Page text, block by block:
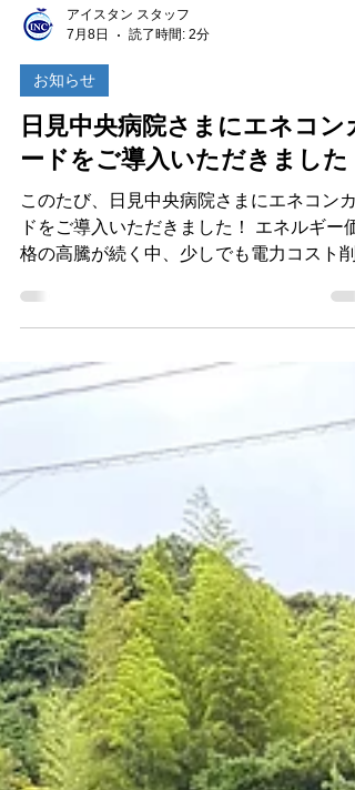
アイスタン スタッフ
7月8日
お知らせ
日見中央病院さまにエネコン
ードをご導入いただきました
このたび、日見中央病院さまにエネコンカ
格の高騰が続く中、少しでも電力コスト削
のお役に立てるよう、しっかりとサポート
せていただきます。 導入して終わりではな
く、運用後も継続してサポートし、より良
のたびはありがとうございました。今後と
末永くよろしくお願いいたします！